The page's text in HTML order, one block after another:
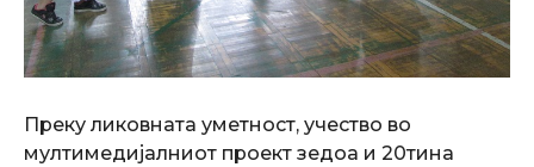
Преку ликовната уметност, учество во
мултимедијалниот проект зедоа и 20тина